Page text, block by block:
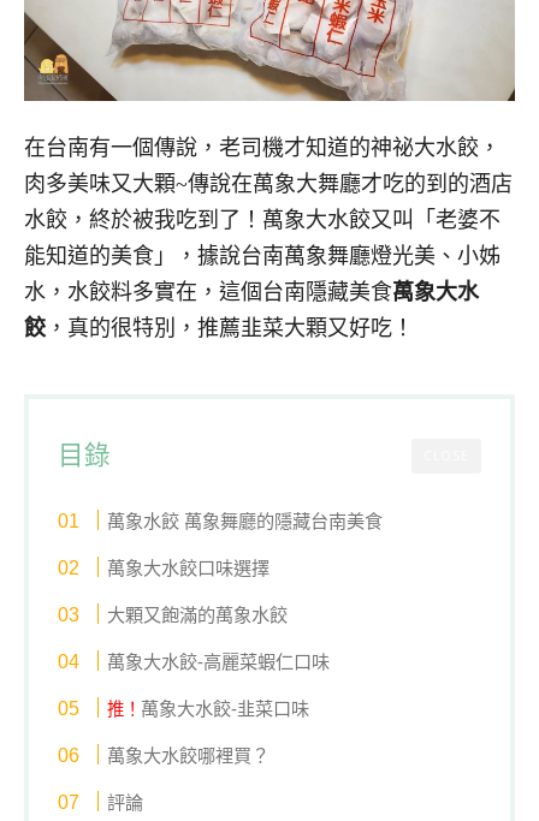
在台南有一個傳說，老司機才知道的神祕大水餃，
肉多美味又大顆~傳說在萬象大舞廳才吃的到的酒店
水餃，終於被我吃到了！萬象大水餃又叫「老婆不
能知道的美食」，據說台南萬象舞廳燈光美、小姊
水，水餃料多實在，這個台南隱藏美食萬象大水
餃 ，真的很特別，推薦韭菜大顆又好吃！
目錄
萬象水餃 萬象舞廳的隱藏台南美食
萬象大水餃口味選擇
大顆又飽滿的萬象水餃
萬象大水餃-高麗菜蝦仁口味
推！ 萬象大水餃-韭菜口味
萬象大水餃哪裡買？
評論